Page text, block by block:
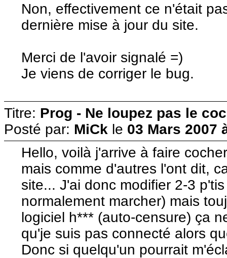
Non, effectivement ce n'était
dernière mise à jour du site.
Merci de l'avoir signalé =)
Je viens de corriger le bug.
Titre: Prog - Ne loupez pas le
Posté par: MiCk le 03 Mars 2007
Hello, voilà j'arrive à faire
mais comme d'autres l'ont dit,
site... J'ai donc modifier 2-3
normalement marcher) mais
logiciel h*** (auto-censure) ça
qu'je suis pas connecté alors
Donc si quelqu'un pourrait